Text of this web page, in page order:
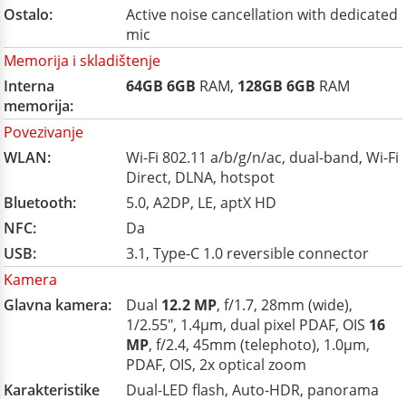
Ostalo:
Active noise cancellation with dedicated
mic
Memorija i skladištenje
Interna
memorija:
64GB 6GB RAM, 128GB 6GB RAM
Povezivanje
WLAN:
Wi-Fi 802.11 a/b/g/n/ac, dual-band, Wi-Fi
Direct, DLNA, hotspot
Bluetooth:
5.0, A2DP, LE, aptX HD
NFC:
Da
USB:
3.1, Type-C 1.0 reversible connector
Kamera
Glavna kamera:
Dual 12.2 MP, f/1.7, 28mm (wide),
1/2.55", 1.4µm, dual pixel PDAF, OIS 16
MP, f/2.4, 45mm (telephoto), 1.0µm,
PDAF, OIS, 2x optical zoom
Karakteristike
Dual-LED flash, Auto-HDR, panorama